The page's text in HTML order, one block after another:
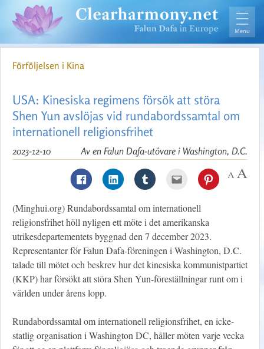
Förföljelsen i Kina
USA: Kinesiska regimens försök att störa
Shen Yun avslöjas vid rundabordssamtal om
internationell religionsfrihet
Av en Falun Dafa-utövare i Washington, D.C.
2023-12-10
(Minghui.org) Rundabordssamtal om internationell
religionsfrihet höll nyligen ett möte i det amerikanska
utrikesdepartementets byggnad den 7 december 2023.
Representanter för Falun Dafa-föreningen i Washington, D.C.
talade till mötet och beskrev hur det kinesiska kommunistpartiet
(KKP) har försökt att störa Shen Yun-föreställningar runt om i
världen under årens lopp.
Rundabordssamtal om internationell religionsfrihet, en icke-
statlig organisation i Washington DC, håller möten varje vecka